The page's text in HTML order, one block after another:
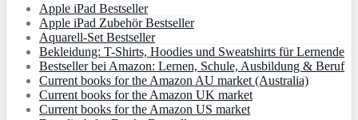
Apple iPad Bestseller
Apple iPad Zubehör Bestseller
Aquarell-Set Bestseller
Bekleidung: T-Shirts, Hoodies und Sweatshirts für Lernende
Bestseller bei Amazon: Lernen, Schule, Ausbildung & Beruf
Current books for the Amazon AU market (Australia)
Current books for the Amazon UK market
Current books for the Amazon US market